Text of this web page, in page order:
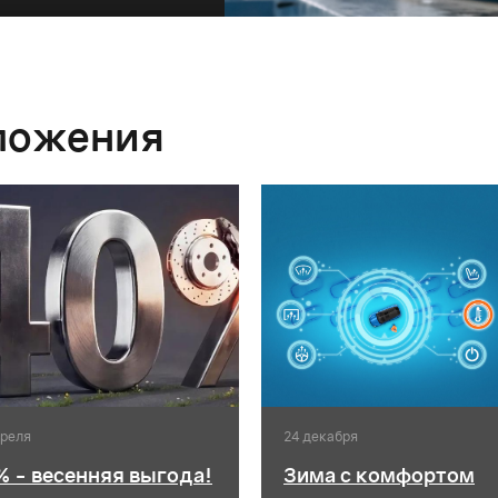
- весенняя выгода!
24 декабря
Зима с комфортом